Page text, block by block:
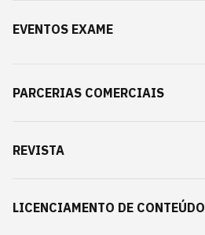
EVENTOS EXAME
PARCERIAS COMERCIAIS
REVISTA
LICENCIAMENTO DE CONTEÚDO